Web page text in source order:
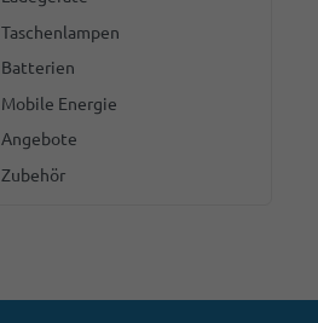
Taschenlampen
Batterien
Mobile Energie
Angebote
Zubehör